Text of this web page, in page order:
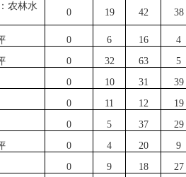
农林水
0 19 42 38
0 6 16 4
0 32 63 5
0 10 31 39
0 11 12 19
0 5 37 29
0 4 20 9
0 9 18 27